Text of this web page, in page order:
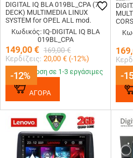
-12%
DIGITAL IQ BLA 019BL_CPA (7"
DECK) MULTIMEDIA LINUX
SYSTEM for OPEL ALL mod.
2003-2014 (GLOSS BLACK)
Κωδικός: IQ-DIGITAL IQ BLA
019BL_CPA
149,00€ 169,00 €
Κερδίζεις: 20,00 € (-12%)
-12%
Παράδοση σε 1-3 εργάσιμες
ΑΓΟΡΑ
-
-